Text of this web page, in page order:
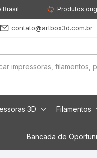
Brasil Produtos
contato@artbox3d.com.br
3D Filamentos
Bancada de